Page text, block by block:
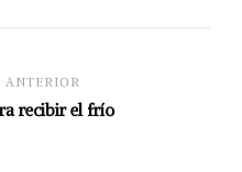
ANTERIOR
recibir el frío